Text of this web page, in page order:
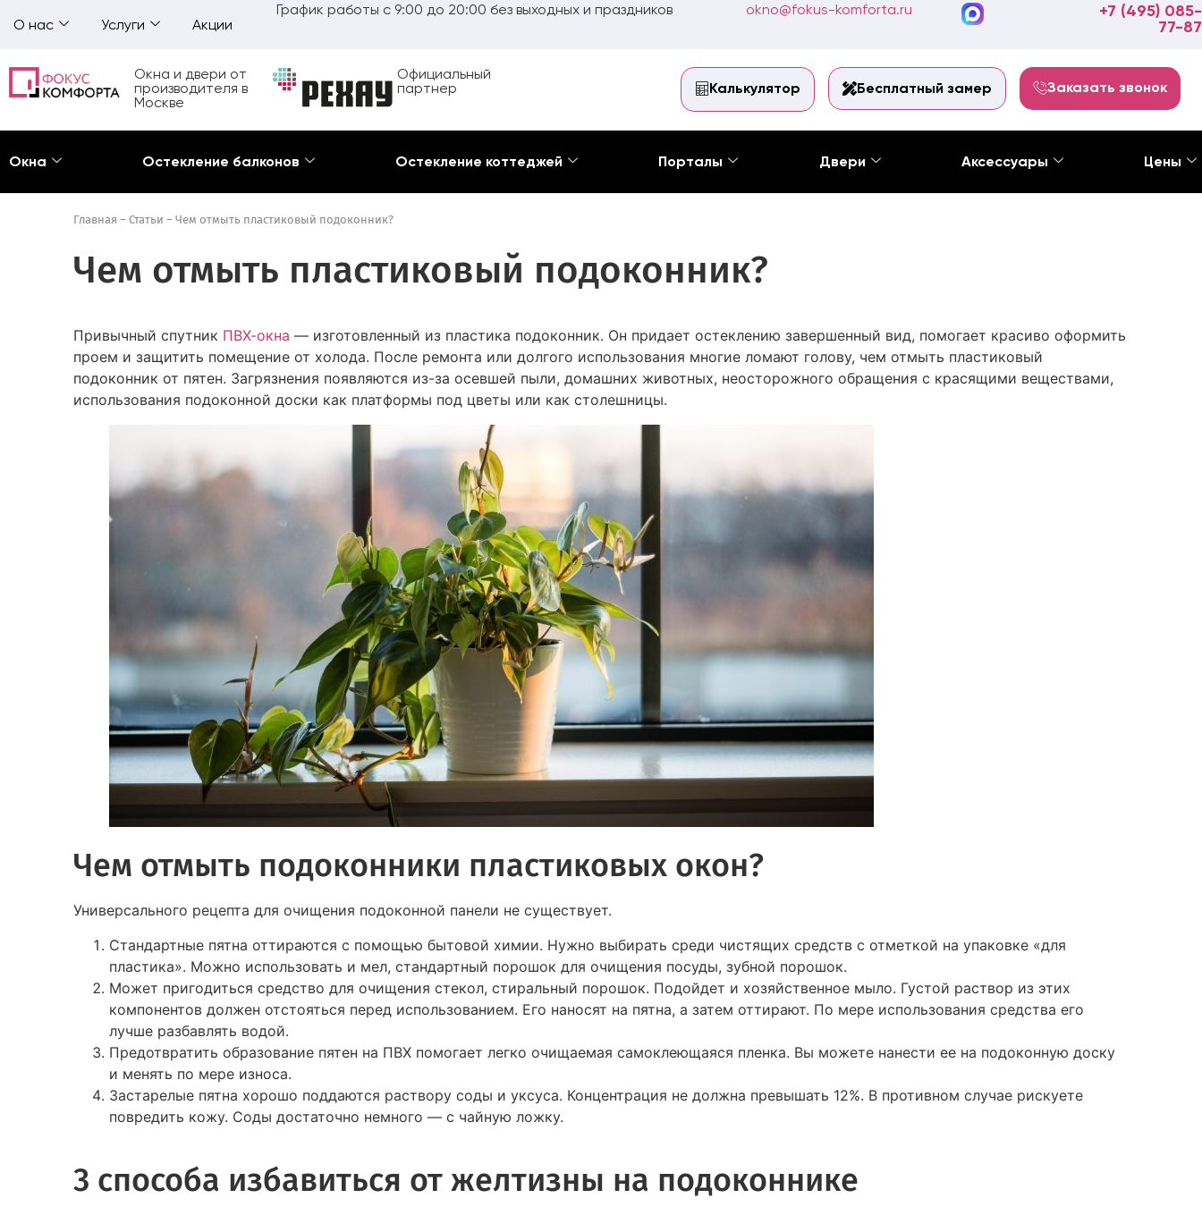
О нас Услуги Акции
График работы с 9:00 до 20:00 без выходных и праздников okno@fokus-komforta.ru
+7 (495) 085-
77-87
Окна и двери от
производителя в
Москве
Официальный
партнер
Калькулятор Бесплатный замер Заказать звонок
Окна Остекление балконов Остекление коттеджей Порталы Двери Аксессуары Цены
Главная – Статьи – Чем отмыть пластиковый подоконник?
Чем отмыть пластиковый подоконник?
Привычный спутник ПВХ-окна — изготовленный из пластика подоконник. Он придает остеклению завершенный вид, помогает красиво оформить
проем и защитить помещение от холода. После ремонта или долгого использования многие ломают голову, чем отмыть пластиковый
подоконник от пятен. Загрязнения появляются из-за осевшей пыли, домашних животных, неосторожного обращения с красящими веществами,
использования подоконной доски как платформы под цветы или как столешницы.
Чем отмыть подоконники пластиковых окон?
Универсального рецепта для очищения подоконной панели не существует.
Стандартные пятна оттираются с помощью бытовой химии. Нужно выбирать среди чистящих средств с отметкой на упаковке «для
пластика». Можно использовать и мел, стандартный порошок для очищения посуды, зубной порошок.
Может пригодиться средство для очищения стекол, стиральный порошок. Подойдет и хозяйственное мыло. Густой раствор из этих
компонентов должен отстояться перед использованием. Его наносят на пятна, а затем оттирают. По мере использования средства его
лучше разбавлять водой.
Предотвратить образование пятен на ПВХ помогает легко очищаемая самоклеющаяся пленка. Вы можете нанести ее на подоконную доску
и менять по мере износа.
Застарелые пятна хорошо поддаются раствору соды и уксуса. Концентрация не должна превышать 12%. В противном случае рискуете
повредить кожу. Соды достаточно немного — с чайную ложку.
3 способа избавиться от желтизны на подоконнике